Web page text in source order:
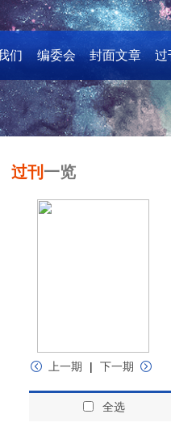
们 编委会 封面文章 过
过刊 一览
上一期 | 下一期
全选